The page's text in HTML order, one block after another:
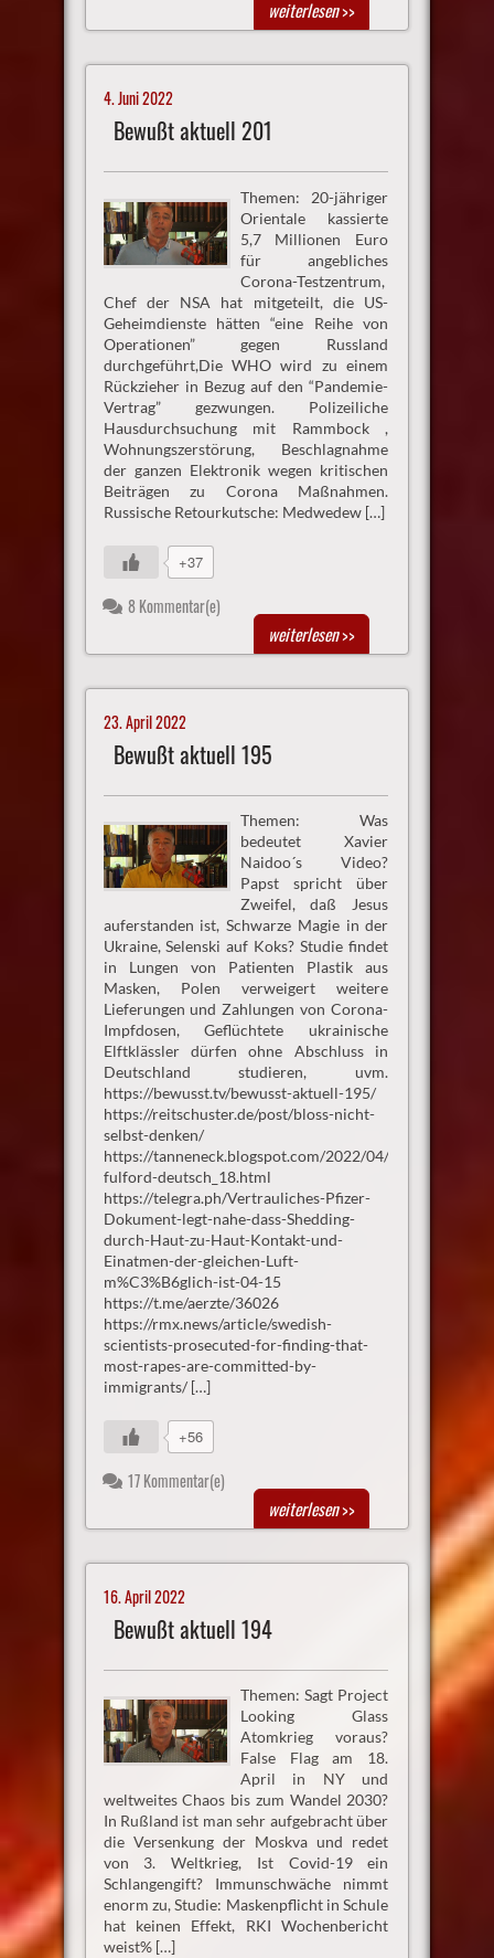
weiterlesen>>
4. Juni 2022
Bewußt aktuell 201
Themen: 20-jähriger
Orientale kassierte
5,7 Millionen Euro
für angebliches
Corona-Testzentrum,
Chef der NSA hat mitgeteilt, die US-
Geheimdienste hätten “eine Reihe von
Operationen” gegen Russland
durchgeführt,Die WHO wird zu einem
Rückzieher in Bezug auf den “Pandemie-
Vertrag” gezwungen. Polizeiliche
Hausdurchsuchung mit Rammbock ,
Wohnungszerstörung, Beschlagnahme
der ganzen Elektronik wegen kritischen
Beiträgen zu Corona Maßnahmen.
Russische Retourkutsche: Medwedew […]
+37
8 Kommentar(e)
weiterlesen>>
23. April 2022
Bewußt aktuell 195
Themen: Was
bedeutet Xavier
Naidoo´s Video?
Papst spricht über
Zweifel, daß Jesus
auferstanden ist, Schwarze Magie in der
Ukraine, Selenski auf Koks? Studie findet
in Lungen von Patienten Plastik aus
Masken, Polen verweigert weitere
Lieferungen und Zahlungen von Corona-
Impfdosen, Geflüchtete ukrainische
Elftklässler dürfen ohne Abschluss in
Deutschland studieren, uvm.
https://bewusst.tv/bewusst-aktuell-195/
https://reitschuster.de/post/bloss-nicht-
selbst-denken/
https://tanneneck.blogspot.com/2022/04/benjamin-
fulford-deutsch_18.html
https://telegra.ph/Vertrauliches-Pfizer-
Dokument-legt-nahe-dass-Shedding-
durch-Haut-zu-Haut-Kontakt-und-
Einatmen-der-gleichen-Luft-
m%C3%B6glich-ist-04-15
https://t.me/aerzte/36026
https://rmx.news/article/swedish-
scientists-prosecuted-for-finding-that-
most-rapes-are-committed-by-
immigrants/ […]
+56
17 Kommentar(e)
weiterlesen>>
16. April 2022
Bewußt aktuell 194
Themen: Sagt Project
Looking Glass
Atomkrieg voraus?
False Flag am 18.
April in NY und
weltweites Chaos bis zum Wandel 2030?
In Rußland ist man sehr aufgebracht über
die Versenkung der Moskva und redet
von 3. Weltkrieg, Ist Covid-19 ein
Schlangengift? Immunschwäche nimmt
enorm zu, Studie: Maskenpflicht in Schule
hat keinen Effekt, RKI Wochenbericht
weist% […]